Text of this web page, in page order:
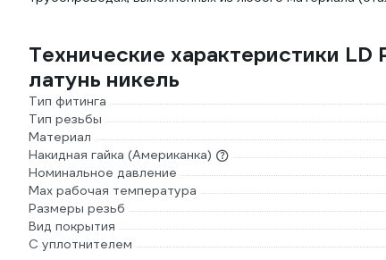
Технические характеристики
латунь никель
Тип фитинга
Тип резьбы
Материал
Накидная гайка (Американка)
Номинальное давление
Max рабочая температура
Размеры резьб
Вид покрытия
С уплотнителем